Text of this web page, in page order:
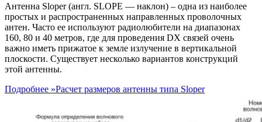
Антенна Slореr (англ. SLOPE — наклон) – одна из наиболее
простых и распространенных направленных проволочных
антен. Часто ее используют радиолюбители на диапазонах
160, 80 и 40 метров, где для проведения DХ связей очень
важно иметь прижатое к земле излучение в вертикальной
плоскости. Существует несколько вариантов конструкций
этой антенны.
Подробнее »Расчет размеров антенны типа Sloper